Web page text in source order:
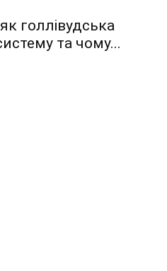
голлівудська
та чому...